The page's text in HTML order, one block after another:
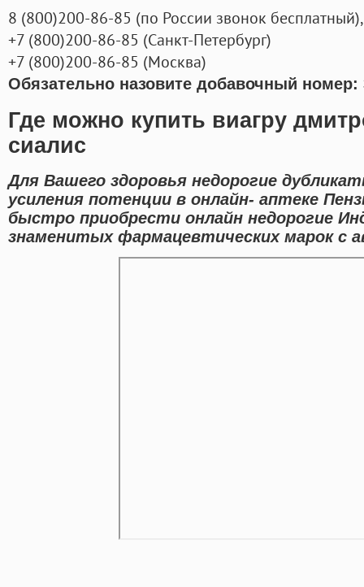
8 (800)200-86-85 (по России звонок бесплатный),
+7 (800)200-86-85 (Санкт-Петербург)
+7 (800)200-86-85 (Москва)
Обязательно назовите добавочный номер:
Где можно купить виагру
сиалис
Для Вашего здоровья недорогие
усиления потенции в онлайн- аптеке
быстро приобрести онлайн недорогие
знаменитых фармацевтических марок с